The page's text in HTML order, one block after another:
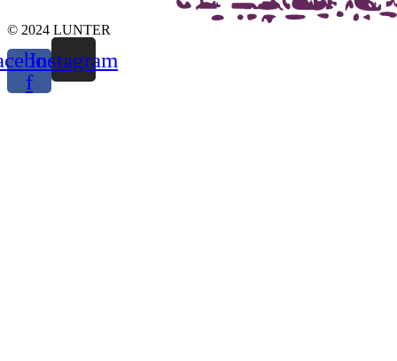
© 2024 LUNTER
f
Instagram